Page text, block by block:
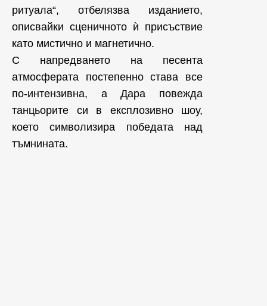
ритуала“, отбелязва изданието,
описвайки сценичното ѝ присъствие
като мистично и магнетично.
С напредването на песента
атмосферата постепенно става все
по-интензивна, а Дара повежда
танцьорите си в експлозивно шоу,
което символизира победата над
тъмнината.